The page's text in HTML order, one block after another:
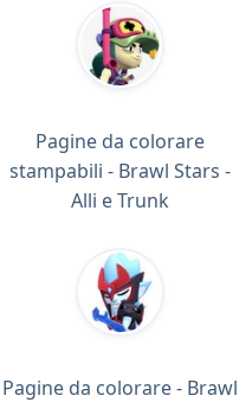
Pagine da colorare
stampabili - Brawl Stars -
Alli e Trunk
Pagine da colorare - Brawl